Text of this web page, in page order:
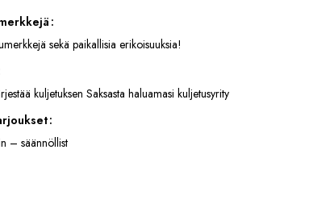
sekä paikallisia erikoisuuksia!
kuljetuksen Saksasta haluamasi kuljetusyrity
– säännöllist